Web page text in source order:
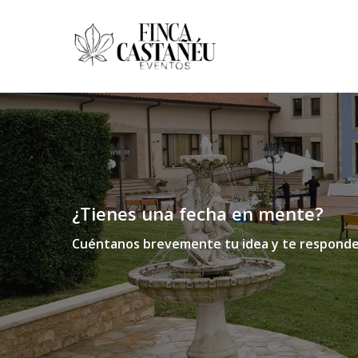
¿Tienes una fecha en mente?
Cuéntanos brevemente tu idea y te